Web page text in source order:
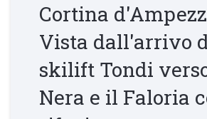
Cortina
Vista dall'arrivo
skilift Tondi
Nera e il Faloria